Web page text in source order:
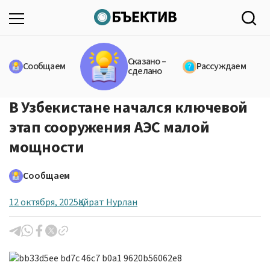
Сообщаем Сказано –
сделано Рассуждаем
В Узбекистане начался ключевой
этап сооружения АЭС малой
мощности
Сообщаем
12 октября, 2025Қайрат Нурлан